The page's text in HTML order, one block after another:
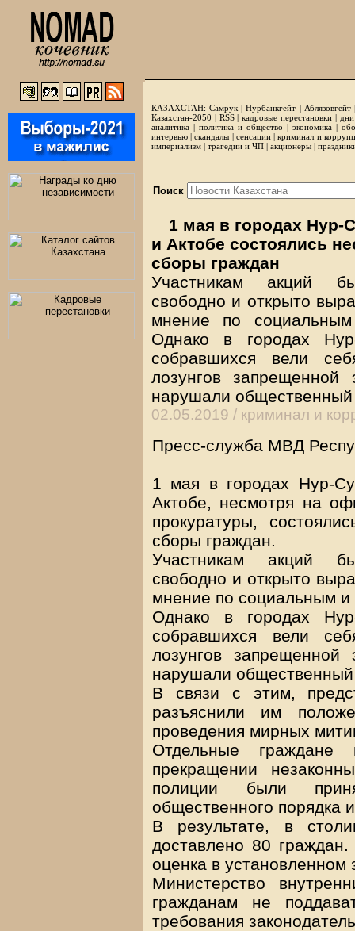
КАЗАХСТАН: Самрук |Нурбанкгейт | Аблязовгейт
Казахстан-2050 | RSS|кадровые перестановки|
аналитика | политика и общество | экономика |
интервью |скандалы | сенсации|криминал и
империализм | трагедии и ЧП | акционеры |
Поиск
1 мая в городах Нур-
и Актобе состоялись
сборы граждан
Участникам акций
свободно и открыто
мнение по
Однако в городах
собравшихся вели
лозунгов запрещенной
нарушали общественный
02.05.2019 / криминал и
Пресс-служба МВД
1 мая в городах Нур-
Актобе, несмотря на
прокуратуры,
сборы граждан.
Участникам акций
свободно и открыто
мнение по социальным
Однако в городах
собравшихся вели
лозунгов запрещенной
нарушали общественный
В связи с этим,
разъяснили им
проведения мирных
Отдельные граждане
прекращении
полиции были
общественного порядка
В результате, в
доставлено 80
оценка в установленном
Министерство
гражданам не
требования